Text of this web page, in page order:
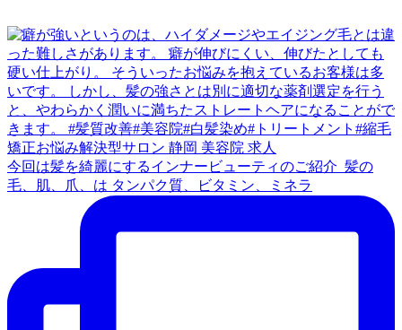
今回は髪を綺麗にするインナービューティのご紹介 ⁡ 髪の
毛、肌、爪、は タンパク質、ビタミン、ミネラ